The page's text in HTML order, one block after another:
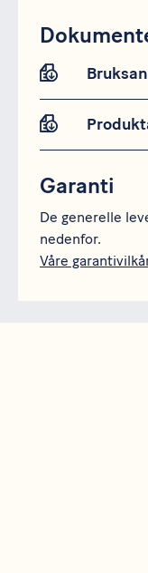
Garanti
De generelle
nedenfor.
Våre